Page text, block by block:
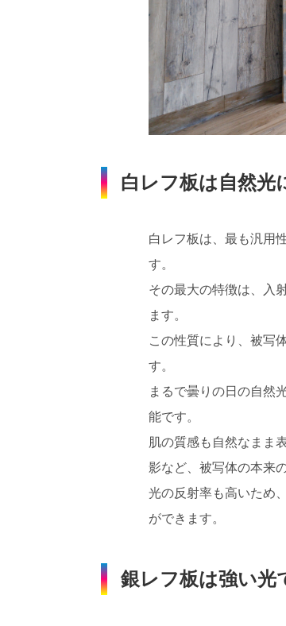
白レフ板は自然光
白レフ板は、最も汎用
す。
その最大の特徴は、入
ます。
この性質により、被写
す。
まるで曇りの日の自然
能です。
肌の質感も自然なまま
影など、被写体の本来
光の反射率も高いため
ができます。
銀レフ板は強い光